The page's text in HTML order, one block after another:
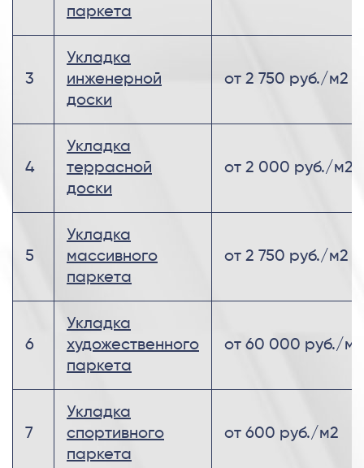
паркета
3
Укладка
инженерной
доски
от 2 750 руб./м2
4
Укладка
террасной
доски
от 2 000 руб./м2
5
Укладка
массивного
паркета
от 2 750 руб./м2
6
Укладка
художественного
паркета
от 60 000 руб./м2
7
Укладка
спортивного
паркета
от 600 руб./м2